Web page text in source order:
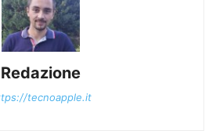
Redazione
tecnoapple.it